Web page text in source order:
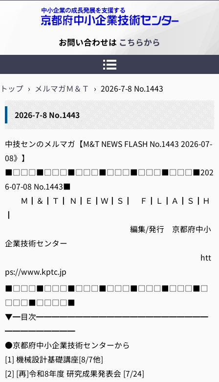
京都府中小企業技術センター
お問い合わせは こちらから
トップ › メルマガＭ＆Ｔ › 2026-7-8 No.1443
2026-7-8 No.1443
中技センのメルマガ【M&T NEWS FLASH No.1443 2026-07-
08》】
■□□□■□□□■□□□■□□□■□□□■□□□■202
6-07-08 No.1443■
Ｍ┃＆┃Ｔ┃ Ｎ┃Ｅ┃Ｗ┃Ｓ┃ Ｆ┃Ｌ┃Ａ┃Ｓ┃Ｈ
┃
編集/発行 京都府中小
企業技術センター
htt
ps://www.kptc.jp
■□□□■□□□■□□□■□□□■□□□■□□□■□
□□□■□□□□■
▼━目次━━━━━━━━━━━━━━━━━━━━━━
━━━━━━━━━
●京都府中小企業技術センターから
[1] 機械設計基礎講座[8/7他]
[2] [再]令和8年度 研究成果発表会 [7/24]